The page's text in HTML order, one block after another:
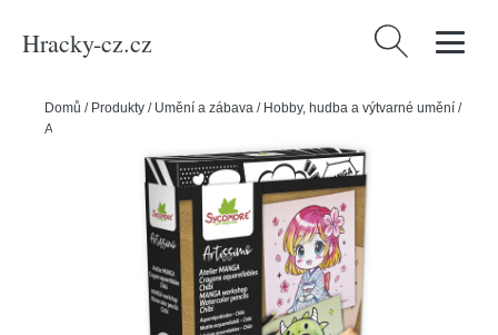
Hracky-cz.cz Vyhledávání
Domů / Produkty / Umění a zábava / Hobby, hudba a výtvarné umění /
Artissimo - Manga - chibi postavičky + 8 akvarelových pastelek